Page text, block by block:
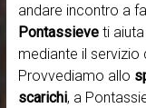
andare incontro a
Pontassieve ti
mediante il servizio
Provvediamo allo
scarichi, a